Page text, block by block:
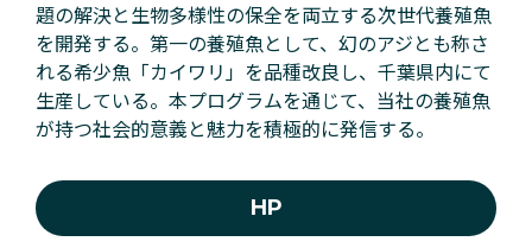
題の解決と生物多様性の保全を両立する次世代養殖魚
を開発する。第一の養殖魚として、幻のアジとも称さ
れる希少魚「カイワリ」を品種改良し、千葉県内にて
生産している。本プログラムを通じて、当社の養殖魚
が持つ社会的意義と魅力を積極的に発信する。
HP